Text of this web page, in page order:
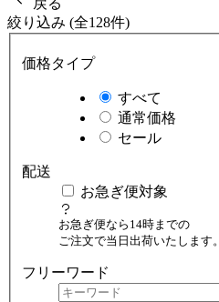
戻る
絞り込み (全128件)
価格タイプ
すべて
通常価格
セール
配送
お急ぎ便対象
お急ぎ便なら14時までの
ご注文で当日出荷いたします。
フリーワード